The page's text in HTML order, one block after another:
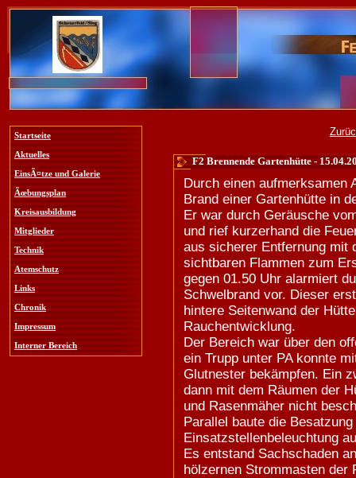
Startseite
Aktuelles
EinsÃ¤tze und Galerie
Ãœbungsplan
Kreisausbildung
Mitglieder
Technik
Atemschutz
Links
Chronik
Impressum
Interner Bereich
F2 Brennende Gartenhütte -
Durch einen aufmerksamen
Brand einer Gartenhütte in
Er war durch Geräusche
und rief kurzerhand die
aus sicherer Entfernung mit
sichtbaren Flammen zum
gegen 01.50 Uhr alarmiert
Schwelbrand vor. Dieser
hintere Seitenwand der
Rauchentwicklung.
Der Bereich war über den
ein Trupp unter PA konnte
Glutnester bekämpfen. Ein
dann mit dem Räumen der
und Rasenmäher nicht
Parallel baute die
Einsatzstellenbeleuchtung
Es entstand Sachschaden
hölzernen Strommasten